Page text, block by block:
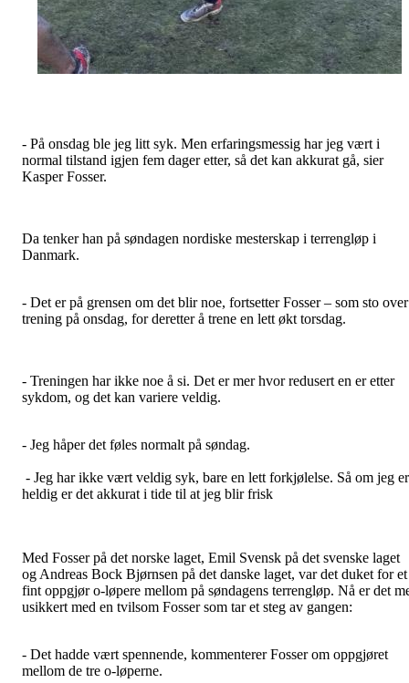
- På onsdag ble jeg litt syk. Men erfaringsmessig har jeg vært i
normal tilstand igjen fem dager etter, så det kan akkurat gå, sier
Kasper Fosser.
Da tenker han på søndagen nordiske mesterskap i terrengløp i
Danmark.
- Det er på grensen om det blir noe, fortsetter Fosser – som sto over
trening på onsdag, for deretter å trene en lett økt torsdag.
- Treningen har ikke noe å si. Det er mer hvor redusert en er etter
sykdom, og det kan variere veldig.
- Jeg håper det føles normalt på søndag.
- Jeg har ikke vært veldig syk, bare en lett forkjølelse. Så om jeg er
heldig er det akkurat i tide til at jeg blir frisk
Med Fosser på det norske laget, Emil Svensk på det svenske laget
og Andreas Bock Bjørnsen på det danske laget, var det duket for et
fint oppgjør o-løpere mellom på søndagens terrengløp. Nå er det
usikkert med en tvilsom Fosser som tar et steg av gangen:
- Det hadde vært spennende, kommenterer Fosser om oppgjøret
mellom de tre o-løperne.